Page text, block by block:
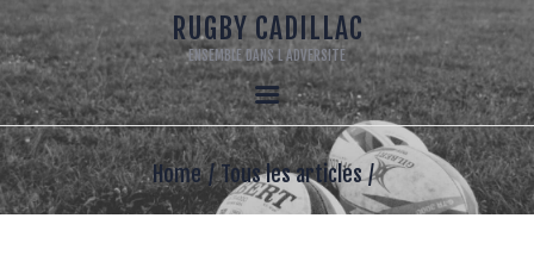
RUGBY CADILLAC
ENSEMBLE DANS L ADVERSITE
Home Tous les articles
RUGBY CADILLAC
ENSEMBLE DANS L ADVERSITE
ACCUEIL
120 ANS